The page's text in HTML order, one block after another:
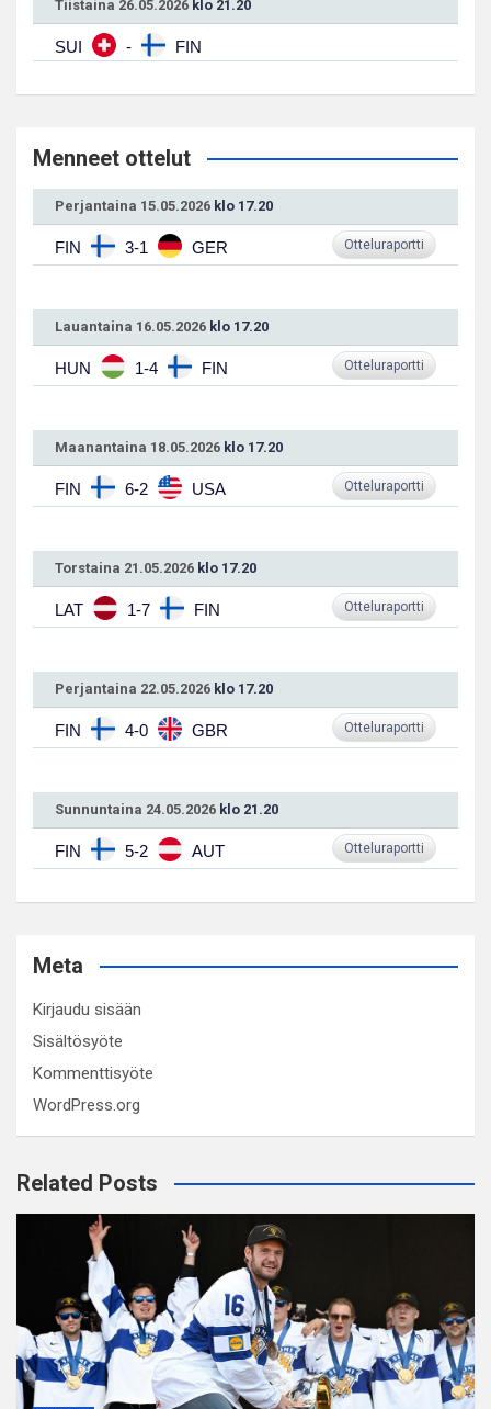
Tiistaina 26.05.2026 klo 21.20
SUI - FIN
Menneet ottelut
Perjantaina 15.05.2026 klo 17.20
FIN 3-1 GER Otteluraportti
Lauantaina 16.05.2026 klo 17.20
HUN 1-4 FIN Otteluraportti
Maanantaina 18.05.2026 klo 17.20
FIN 6-2 USA Otteluraportti
Torstaina 21.05.2026 klo 17.20
LAT 1-7 FIN Otteluraportti
Perjantaina 22.05.2026 klo 17.20
FIN 4-0 GBR Otteluraportti
Sunnuntaina 24.05.2026 klo 21.20
FIN 5-2 AUT Otteluraportti
Meta
Kirjaudu sisään
Sisältösyöte
Kommenttisyöte
WordPress.org
Related Posts